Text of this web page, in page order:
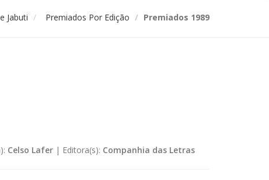
Jabuti Premiados Por Edição Premiados 1989
Celso Lafer| Editora(s): Companhia das Letras